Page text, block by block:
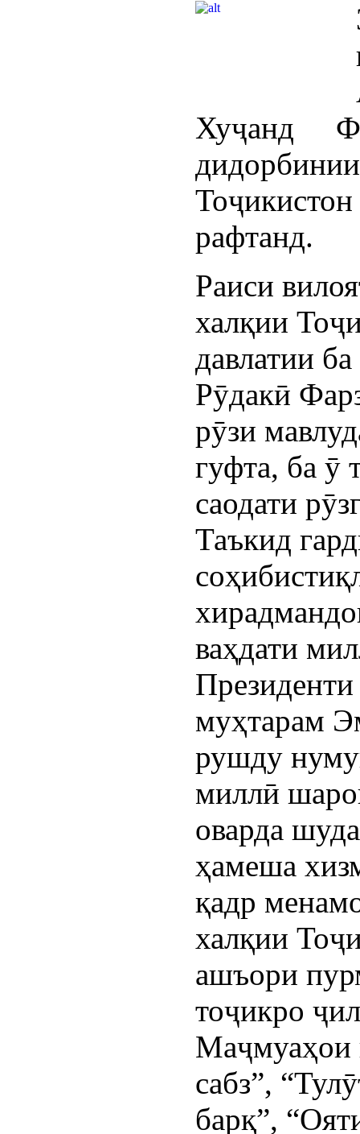
Хуҷанд
рафтанд.
Раиси
халқии
давлатии
Рӯдакӣ
рӯзи
гуфта, ба ӯ
саодати
Таъкид
ваҳдати
муҳтарам
рушду
миллӣ
оварда
ҳамеша
қадр
халқии
ашъори
тоҷикро
Маҷмуаҳои
сабз”,
барқ”,